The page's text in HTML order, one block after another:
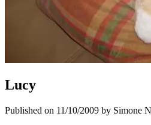
Lucy
Published on 11/10/2009 by Simone